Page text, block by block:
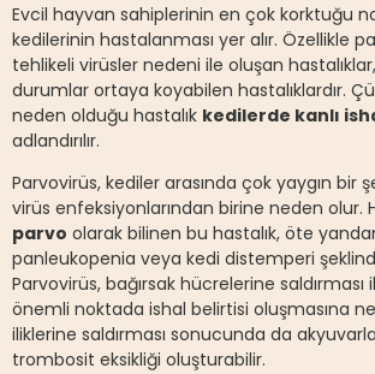
Evcil hayvan sahiplerinin en çok korktuğu
kedilerinin hastalanması yer alır. Özellikle
tehlikeli virüsler nedeni ile oluşan
durumlar ortaya koyabilen hastalıklardır.
neden olduğu hastalık kedilerde kanlı
adlandırılır.
Parvovirüs, kediler arasında çok yaygın bir
virüs enfeksiyonlarından birine neden olur.
parvo olarak bilinen bu hastalık, öte
panleukopenia veya kedi distemperi
Parvovirüs, bağırsak hücrelerine
önemli noktada ishal belirtisi oluşmasına
iliklerine saldırması sonucunda da
trombosit eksikliği oluşturabilir.